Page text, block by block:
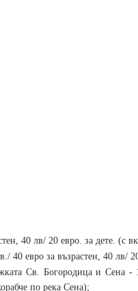
40 лв/ 20 евро. за дете. (с
40 евро за възрастен, 40 лв/
Св. Богородица и Сена -
по река Сена);